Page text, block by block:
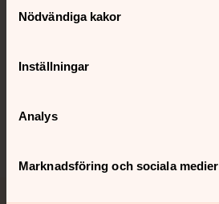
Nödvändiga kakor
Inställningar
Analys
Marknadsföring och sociala medier
Hitta snabbt